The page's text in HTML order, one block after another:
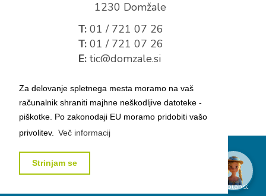
Za delovanje spletnega mesta moramo na vaš
računalnik shraniti majhne neškodljive datoteke -
piškotke. Po zakonodaji EU moramo pridobiti vašo
privolitev. Več informacij
Strinjam se
1230 Domžale
T:01 / 721 07 26
T:01 / 721 07 26
E:tic@domzale.si
Vse pravice pridržane © 2017 Občina Domžale
bplanet